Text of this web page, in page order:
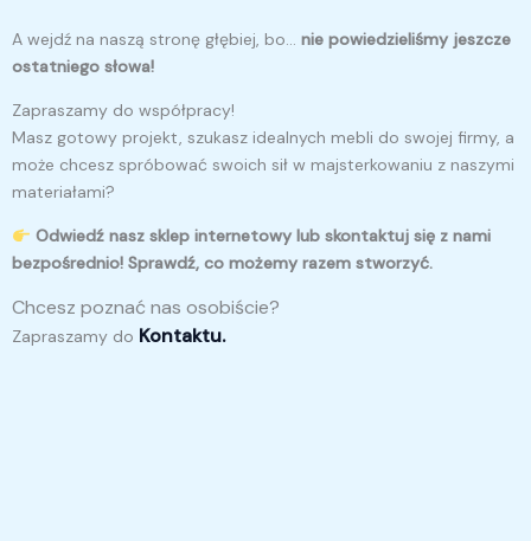
A wejdź na naszą stronę głębiej, bo… nie powiedzieliśmy jeszcze
ostatniego słowa!
Zapraszamy do współpracy!
Masz gotowy projekt, szukasz idealnych mebli do swojej firmy, a
może chcesz spróbować swoich sił w majsterkowaniu z naszymi
materiałami?
Odwiedź nasz sklep internetowy lub skontaktuj się z nami
bezpośrednio! Sprawdź, co możemy razem stworzyć.
Chcesz poznać nas osobiście?
Zapraszamy do Kontaktu.